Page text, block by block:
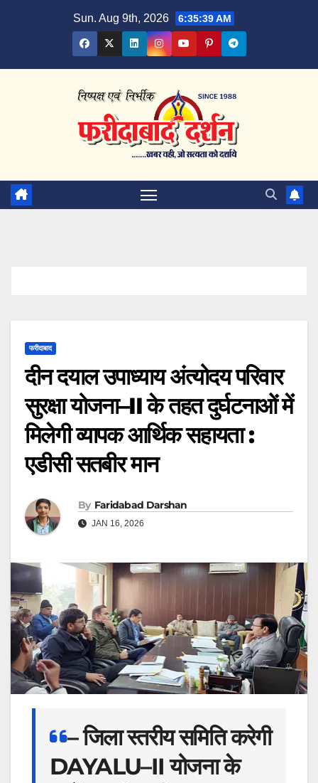
Sun. Aug 9th, 2026 6:35:40 AM
फरीदाबाद
दीन दयाल उपाध्याय अंत्योदय परिवार
सुरक्षा योजना–II के तहत दुर्घटनाओं में
मिलेगी व्यापक आर्थिक सहायता :
एडीसी सतबीर मान
By Faridabad Darshan
JAN 16, 2026
– जिला स्तरीय समिति करेगी
DAYALU–II योजना के